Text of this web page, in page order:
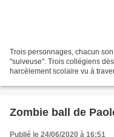
Trois personnages, chacun
"suiveuse". Trois collégiens
harcèlement scolaire vu à
Zombie ball de
Publié le 24/06/2020 à 16:51